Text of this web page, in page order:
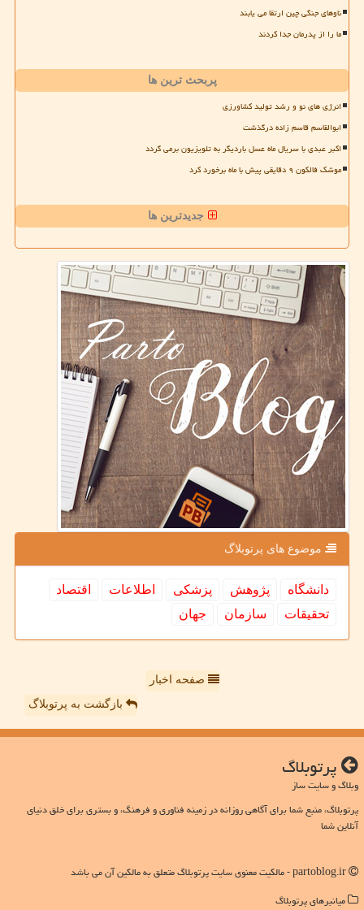
ناوهای جنگی چین ارتقا می یابند
ما را از پدرمان جدا کردند
پربحث ترین ها
انرژی های نو و رشد تولید کشاورزی
ابوالقاسم قاسم زاده درگذشت
اکبر عبدی با سریال ماه عسل باردیگر به تلویزیون برمی گردد
موشک فالکون ۹ دقایقی پیش با ماه برخورد کرد
جدیدترین ها
موضوع های پرتوبلاگ
دانشگاه پژوهش پزشكی اطلاعات
اقتصاد
تحقیقات
سازمان جهان
صفحه اخبار
بازگشت به پرتوبلاگ
پرتوبلاگ
وبلاگ و سایت ساز
پرتوبلاگ، منبع شما برای آگاهی روزانه در زمینه فناوری و فرهنگ، و بستری برای خلق دنیای
آنلاین شما
میانبرهای پرتوبلاگ